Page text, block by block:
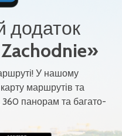
додаток
У нашому
маршрутів та
360 панорам та багато-